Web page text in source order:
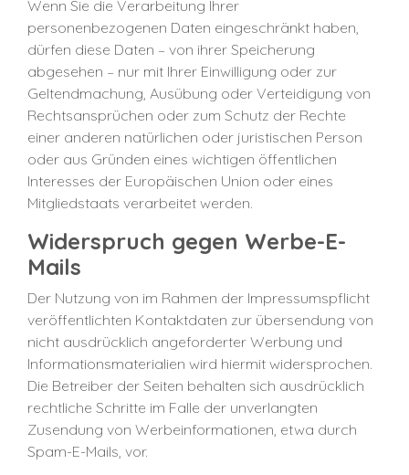
Wenn Sie die Verarbeitung Ihrer
personenbezogenen Daten eingeschränkt haben,
dürfen diese Daten – von ihrer Speicherung
abgesehen – nur mit Ihrer Einwilligung oder zur
Geltendmachung, Ausübung oder Verteidigung von
Rechtsansprüchen oder zum Schutz der Rechte
einer anderen natürlichen oder juristischen Person
oder aus Gründen eines wichtigen öffentlichen
Interesses der Europäischen Union oder eines
Mitgliedstaats verarbeitet werden.
Widerspruch gegen Werbe-E-
Mails
Der Nutzung von im Rahmen der Impressumspflicht
veröffentlichten Kontaktdaten zur übersendung von
nicht ausdrücklich angeforderter Werbung und
Informationsmaterialien wird hiermit widersprochen.
Die Betreiber der Seiten behalten sich ausdrücklich
rechtliche Schritte im Falle der unverlangten
Zusendung von Werbeinformationen, etwa durch
Spam-E-Mails, vor.